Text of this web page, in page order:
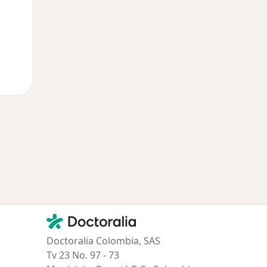
Contacto
Doctoralia - Página de inicio
Doctoralia Colombia, SAS
Tv 23 No. 97 - 73